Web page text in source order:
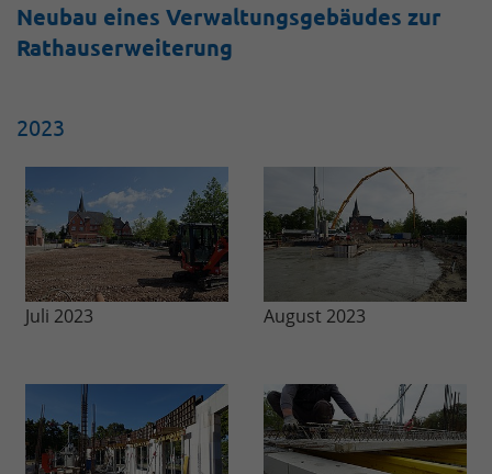
Neubau eines Verwaltungsgebäudes zur
Rathauserweiterung
2023
Juli 2023 August 2023